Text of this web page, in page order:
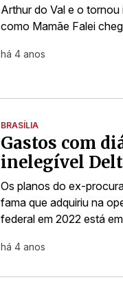
Arthur do Val e o
como Mamãe Falei
há 4 anos
BRASÍLIA
Gastos com
inelegível
Os planos do ex-
fama que adquiriu na
federal em 2022 está
há 4 anos